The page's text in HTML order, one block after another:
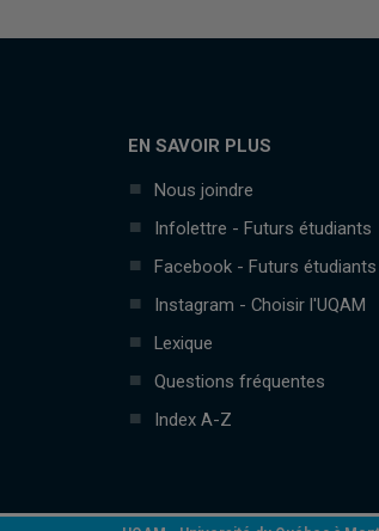
EN SAVOIR PLUS
Nous joindre
Infolettre - Futurs étudiants
Facebook - Futurs étudiants
Instagram - Choisir l'UQAM
Lexique
Questions fréquentes
Index A-Z